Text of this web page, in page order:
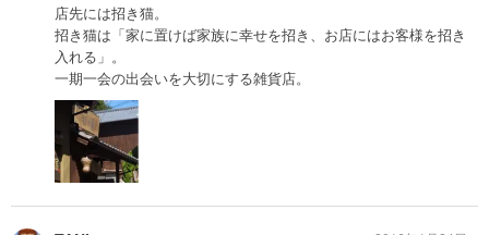
店先には招き猫。
招き猫は「家に置けば家族に幸せを招き、お店にはお客様を招き
入れる」。
一期一会の出会いを大切にする雑貨店。